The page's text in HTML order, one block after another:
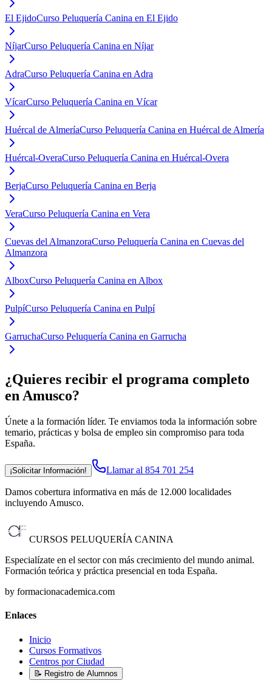
El EjidoCurso Peluquería Canina en El Ejido
NíjarCurso Peluquería Canina en Níjar
AdraCurso Peluquería Canina en Adra
VícarCurso Peluquería Canina en Vícar
Huércal de AlmeríaCurso Peluquería Canina en Huércal de Almería
Huércal-OveraCurso Peluquería Canina en Huércal-Overa
BerjaCurso Peluquería Canina en Berja
VeraCurso Peluquería Canina en Vera
Cuevas del AlmanzoraCurso Peluquería Canina en Cuevas del
Almanzora
AlboxCurso Peluquería Canina en Albox
PulpíCurso Peluquería Canina en Pulpí
GarruchaCurso Peluquería Canina en Garrucha
¿Quieres recibir el programa completo
en Amusco?
Únete a la formación líder. Te enviamos toda la información sobre
temario, prácticas y bolsa de empleo sin compromiso para toda
España.
¡Solicitar Información! Llamar al 854 701 254
Damos cobertura informativa en más de 12.000 localidades
incluyendo Amusco.
CURSOS PELUQUERÍA CANINA
Especialízate en el sector con más crecimiento del mundo animal.
Formación teórica y práctica presencial en toda España.
by formacionacademica.com
Enlaces
Inicio
Cursos Formativos
Centros por Ciudad
📝 Registro de Alumnos